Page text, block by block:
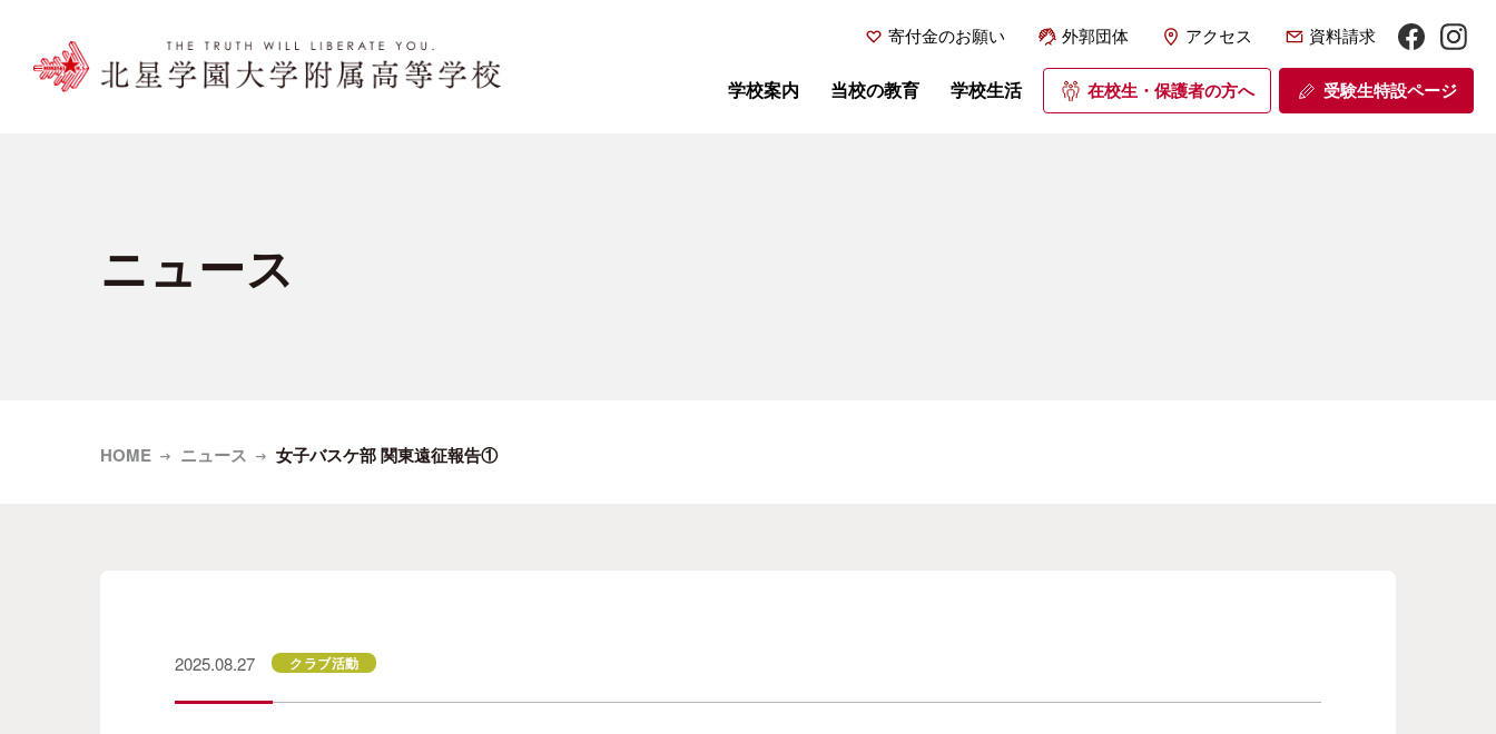
寄付金のお願い 外郭団体 アクセス 資料請求
学校案内 当校の教育 学校生活 在校生・保護者の方へ 受験生特設ページ
ニュース
HOME ニュース 女子バスケ部 関東遠征報告①
2025.08.27 クラブ活動